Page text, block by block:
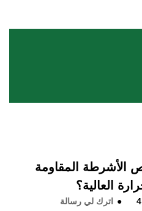
الأشرطة المقاومة
العالية؟
4
● اترك لي رسالة